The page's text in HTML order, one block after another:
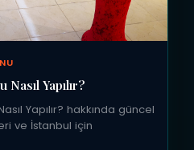
Yapılır?
Yapılır? hakkında güncel
ve İstanbul için